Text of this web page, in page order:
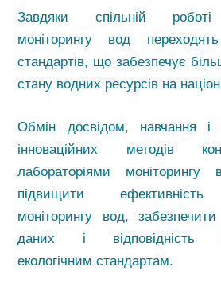
Завдяки спільній роботі
моніторингу вод
стандартів, що забезпечує
стану водних ресурсів на
Обмін досвідом, навчання і
інноваційних методів
лабораторіями моніторингу
підвищити ефективність
моніторингу вод, забезпечити
даних і відповідність
екологічним стандартам.